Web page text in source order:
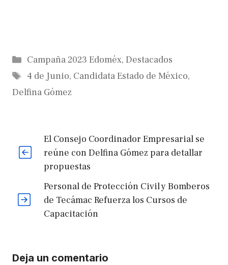
Categorías
Campaña 2023 Edoméx, Destacados
Etiquetas
4 de Junio, Candidata Estado de México,
Delfina Gómez
El Consejo Coordinador Empresarial se
reúne con Delfina Gómez para detallar
propuestas
Personal de Protección Civil y Bomberos
de Tecámac Refuerza los Cursos de
Capacitación
Deja un comentario